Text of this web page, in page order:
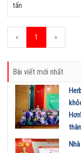
tấn
« 1 »
Bài viết mới nhất